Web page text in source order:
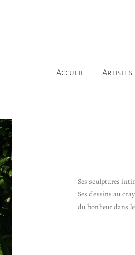
Accueil Artistes
Ses sculptures
Ses dessins au
du bonheur dans